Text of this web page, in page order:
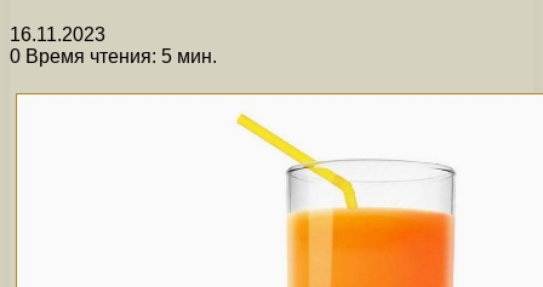
16.11.2023
0 Время чтения: 5 мин.